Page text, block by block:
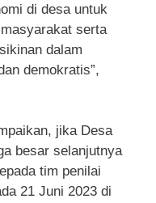
di desa untuk
serta
dalam
demokratis”,
jika Desa
besar selanjutnya
tim penilai
21 Juni 2023 di